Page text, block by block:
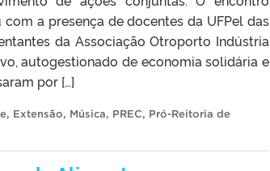
a presença de docentes da UFPel das
da Associação Otroporto Indústria
autogestionado de economia solidária e
por […]
, Extensão, Música, PREC, Pró-Reitoria de